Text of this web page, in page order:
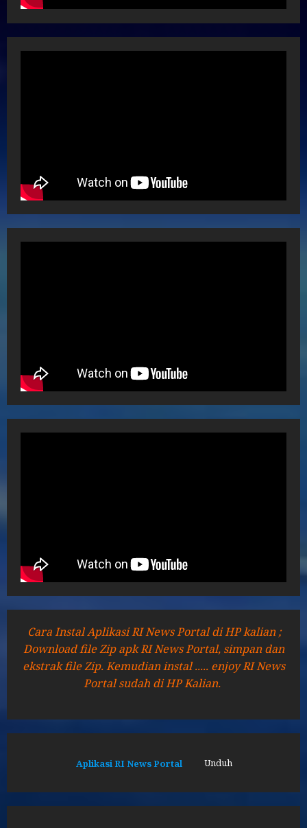
Cara Instal Aplikasi RI News Portal di HP kalian ;
Download file Zip apk RI News Portal, simpan dan
ekstrak file Zip. Kemudian instal ..... enjoy RI News
Portal sudah di HP Kalian.
Aplikasi RI News Portal Unduh